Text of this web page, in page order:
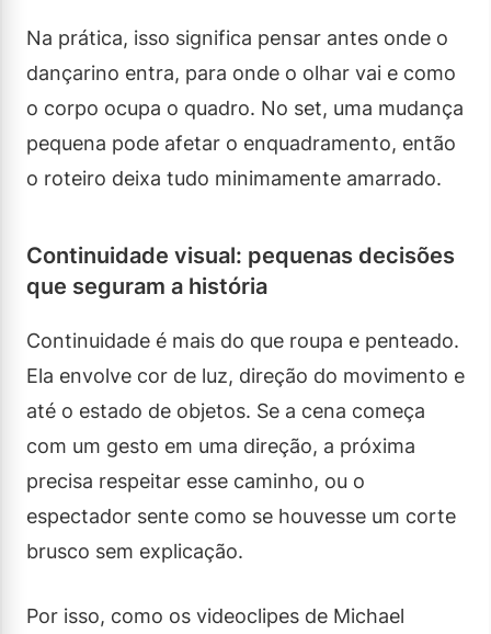
Na prática, isso significa pensar antes onde o
dançarino entra, para onde o olhar vai e como
o corpo ocupa o quadro. No set, uma mudança
pequena pode afetar o enquadramento, então
o roteiro deixa tudo minimamente amarrado.
Continuidade visual: pequenas decisões
que seguram a história
Continuidade é mais do que roupa e penteado.
Ela envolve cor de luz, direção do movimento e
até o estado de objetos. Se a cena começa
com um gesto em uma direção, a próxima
precisa respeitar esse caminho, ou o
espectador sente como se houvesse um corte
brusco sem explicação.
Por isso, como os videoclipes de Michael